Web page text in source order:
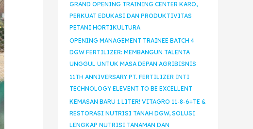
GRAND OPENING TRAINING CENTER KARO,
PERKUAT EDUKASI DAN PRODUKTIVITAS
PETANI HORTIKULTURA
OPENING MANAGEMENT TRAINEE BATCH 4
DGW FERTILIZER: MEMBANGUN TALENTA
UNGGUL UNTUK MASA DEPAN AGRIBISNIS
11TH ANNIVERSARY PT. FERTILIZER INTI
TECHNOLOGY ELEVENT TO BE EXCELLENT
KEMASAN BARU 1 LITER! VITAGRO 11-8-6+TE &
RESTORASI NUTRISI TANAH DGW, SOLUSI
LENGKAP NUTRISI TANAMAN DAN